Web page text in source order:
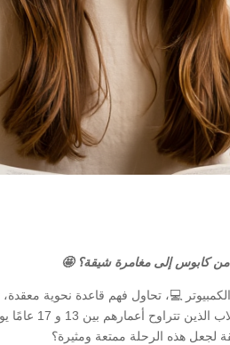
من كابوس إلى مغامرة شيقة؟ 🤩
💻، تحاول فهم قاعدة نحوية معقدة،
مألوف؟ صدقني،
لجعل هذه الرحلة ممتعة ومثيرة؟